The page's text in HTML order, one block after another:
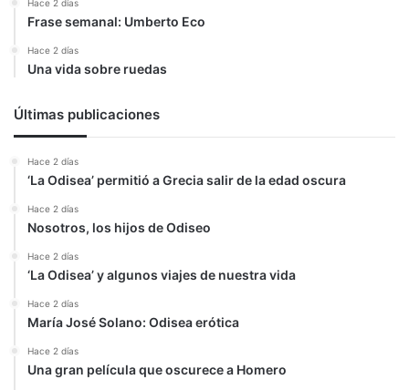
Hace 2 días
Frase semanal: Umberto Eco
Hace 2 días
Una vida sobre ruedas
Últimas publicaciones
Hace 2 días
‘La Odisea’ permitió a Grecia salir de la edad oscura
Hace 2 días
Nosotros, los hijos de Odiseo
Hace 2 días
‘La Odisea’ y algunos viajes de nuestra vida
Hace 2 días
María José Solano: Odisea erótica
Hace 2 días
Una gran película que oscurece a Homero